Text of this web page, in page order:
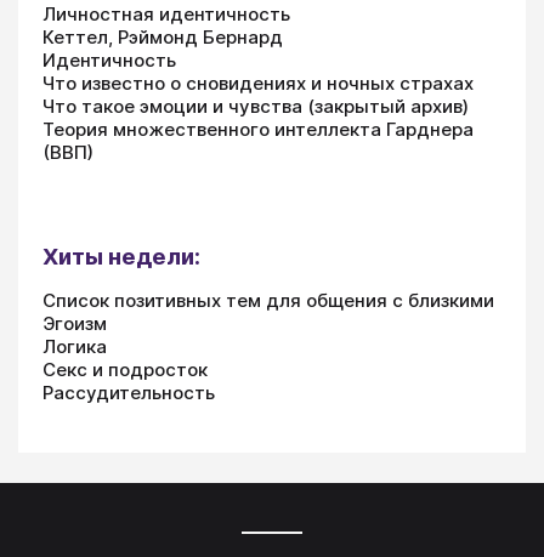
Личностная идентичность
Кеттел, Рэймонд Бернард
Идентичность
Что известно о сновидениях и ночных страхах
Что такое эмоции и чувства (закрытый архив)
Теория множественного интеллекта Гарднера
(ВВП)
Хиты недели:
Список позитивных тем для общения с близкими
Эгоизм
Логика
Секс и подросток
Рассудительность